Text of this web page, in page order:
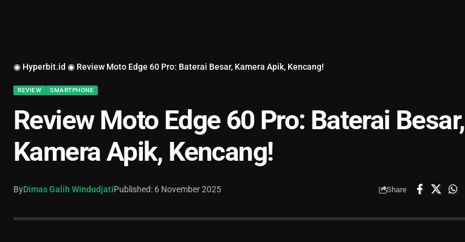
◉ Hyperbit.id ◉ Review Moto Edge 60 Pro: Baterai Besar, Kamera Apik, Kencang!
REVIEW SMARTPHONE
Review Moto Edge 60 Pro: Baterai Besar,
Kamera Apik, Kencang!
ByDimas Galih WindudjatiPublished: 6 November 2025 Share